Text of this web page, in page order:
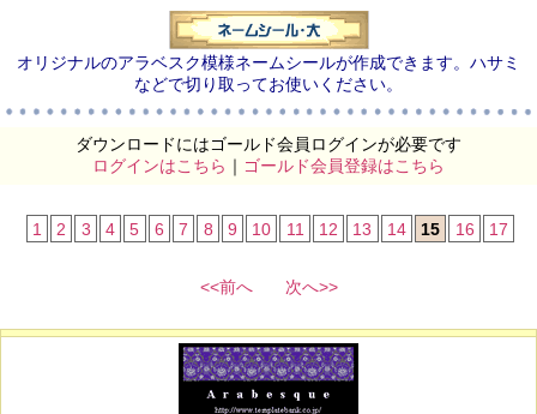
オリジナルのアラベスク模様ネームシールが作成できます。ハサミ
などで切り取ってお使いください。
ダウンロードにはゴールド会員ログインが必要です
ログインはこちら ｜ ゴールド会員登録はこちら
<<前へ
1 2 3 4 5 6 7 8 9 10 11 12 13 14 15 16 17
次へ>>